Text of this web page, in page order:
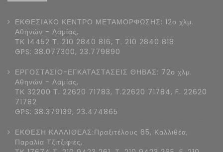
ΕΚΘΕΣΙΑΚΟ ΚΕΝΤΡΟ ΜΕΤΑΜΟΡΦΩΣΗΣ: 12ο χλμ.
Αθηνών - Λαμίας,
ΤΚ 14452 Τ. 210 2840 816, Τ. 210 2840 818
GPS: 38.077300, 23.779890
ΕΡΓΟΣΤΑΣΙΟ-ΕΓΚΑΤΑΣΤΑΣΕΙΣ ΘΗΒΑΣ: 72ο χλμ.
Αθηνών - Λαμίας,
ΤΚ 32200 Τ. 22620 71783, T.22620 71784, F. 22620
71782
GPS: 38.379139, 23.474865
ΕΚΘΕΣΗ ΚΑΛΛΙΘΕΑΣ:Πραξιτέλους 65, Καλλιθέα,
Παραλία Τζιτζιφιές,